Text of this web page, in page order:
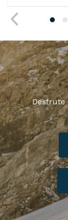
Desfrute